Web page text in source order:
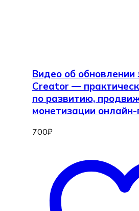
Видео об обновлении
Creator —
по развитию,
монетизации онлайн-
700₽